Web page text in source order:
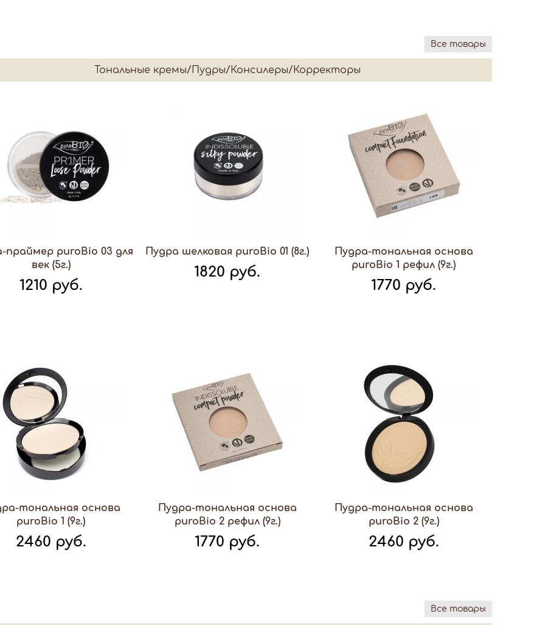
Все товары
Тональные кремы/Пудры/Консилеры/Корректоры
праймер puroBio 03 для
век (5г.)
1210 руб.
Пудра шелковая puroBio 01 (8г.)
1820 руб.
Пудра-тональная основа
puroBio 1 рефил (9г.)
1770 руб.
тональная основа
puroBio 1 (9г.)
2460 руб.
Пудра-тональная основа
puroBio 2 рефил (9г.)
1770 руб.
Пудра-тональная основа
puroBio 2 (9г.)
2460 руб.
Все товары